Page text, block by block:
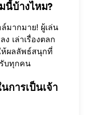
นี้บ้างไหม?
มากมาย! ผู้เล่น
เล่าเรื่องตลก
ห้ผลลัพธ์สนุกที่
บทุกคน
การเป็นเจ้า